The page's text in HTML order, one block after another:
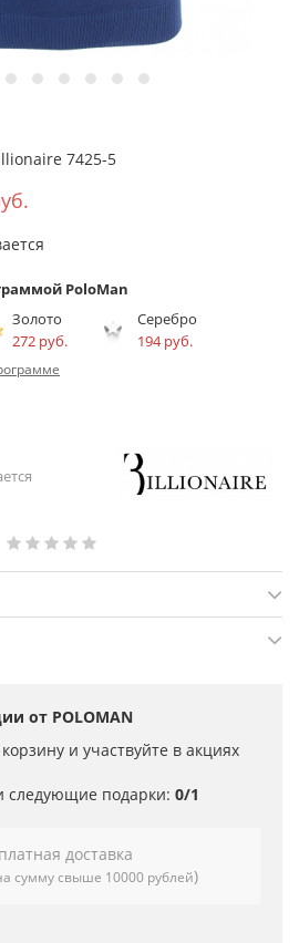
7425-5
PoloMan
Золото
272 руб.
Серебро
194 руб.
от POLOMAN
и участвуйте в акциях
следующие подарки: 0/1
доставка
сумму свыше 10000 рублей)